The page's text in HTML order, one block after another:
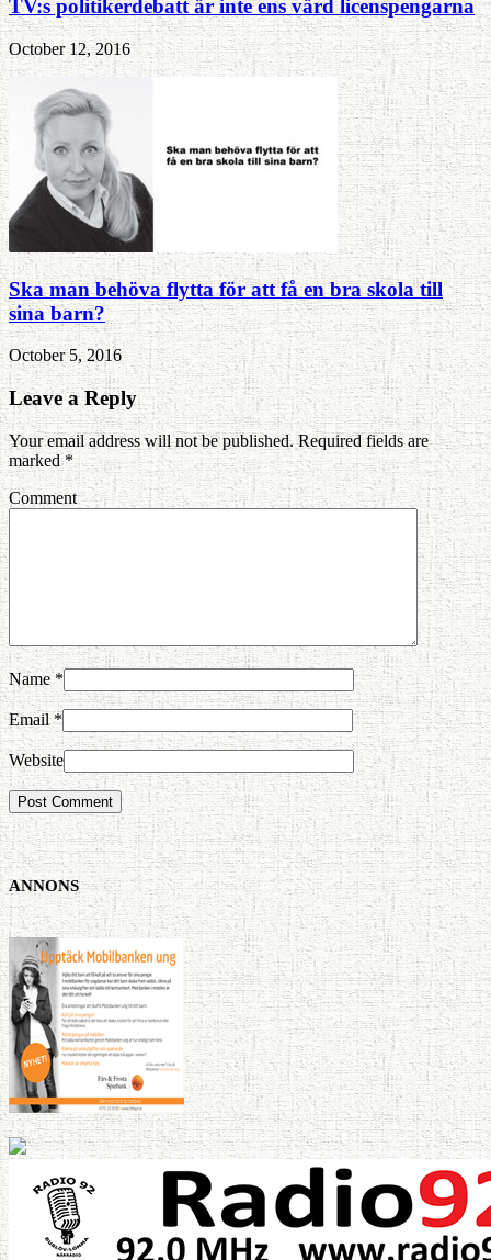
TV:s politikerdebatt är inte ens värd licenspengarna
October 12, 2016
Ska man behöva flytta för att få en bra skola till
sina barn?
October 5, 2016
Leave a Reply
Your email address will not be published. Required fields are
marked*
Comment
Name *
Email *
Website
ANNONS